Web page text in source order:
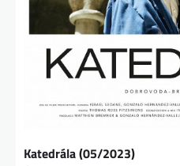
Katedrála (05/2023)